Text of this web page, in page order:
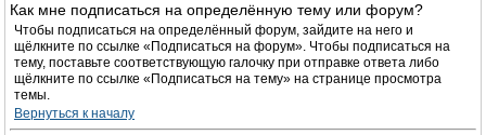
Как мне подписаться на определённую тему или форум?
Чтобы подписаться на определённый форум, зайдите на него и
щёлкните по ссылке «Подписаться на форум». Чтобы подписаться на
тему, поставьте соответствующую галочку при отправке ответа либо
щёлкните по ссылке «Подписаться на тему» на странице просмотра
темы.
Вернуться к началу